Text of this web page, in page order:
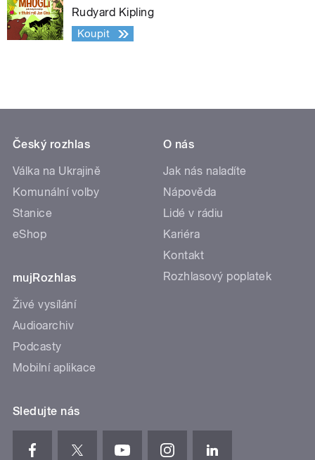
Rudyard Kipling
Koupit
Český rozhlas
Válka na Ukrajině
Komunální volby
Stanice
eShop
mujRozhlas
Živé vysílání
Audioarchiv
Podcasty
Mobilní aplikace
O nás
Jak nás naladíte
Nápověda
Lidé v rádiu
Kariéra
Kontakt
Rozhlasový poplatek
Sledujte nás